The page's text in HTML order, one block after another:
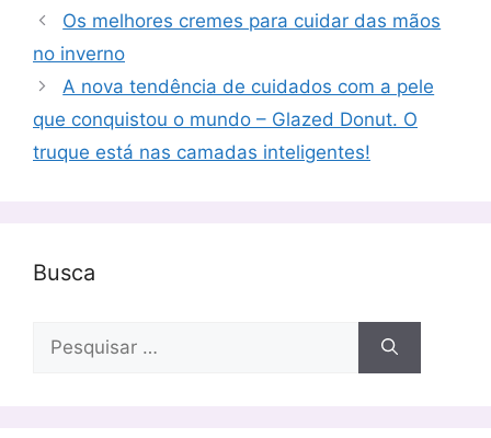
Os melhores cremes para cuidar das mãos
no inverno
A nova tendência de cuidados com a pele
que conquistou o mundo – Glazed Donut. O
truque está nas camadas inteligentes!
Busca
por: